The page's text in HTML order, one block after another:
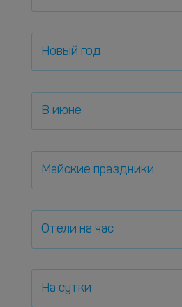
Новый год
В июне
Майские праздники
Отели на час
На сутки